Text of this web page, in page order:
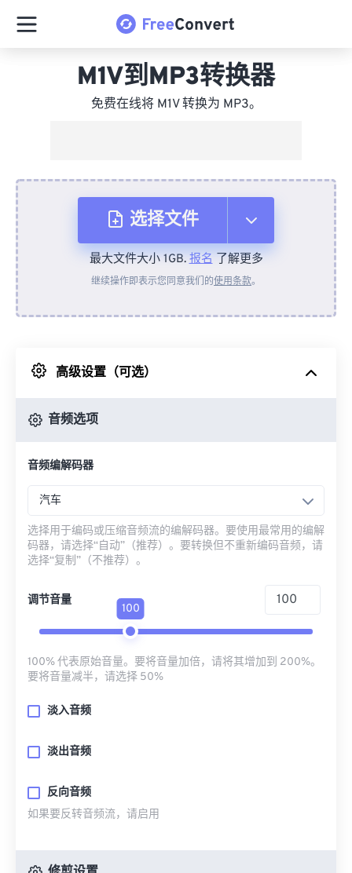
M1V到MP3转换器
免费在线将 M1V 转换为 MP3。
选择文件
从设备
来自 Google Drive
最大文件大小 1GB.报名了解更多
继续操作即表示您同意我们的使用条款。
高级设置（可选）
音频选项
音频编解码器
汽车
选择用于编码或压缩音频流的编解码器。要使用最常用的编解
码器，请选择“自动”（推荐）。要转换但不重新编码音频，请
选择“复制”（不推荐）。
调节音量
100
100% 代表原始音量。要将音量加倍，请将其增加到 200%。
要将音量减半，请选择 50%
淡入音频
淡出音频
反向音频
如果要反转音频流，请启用